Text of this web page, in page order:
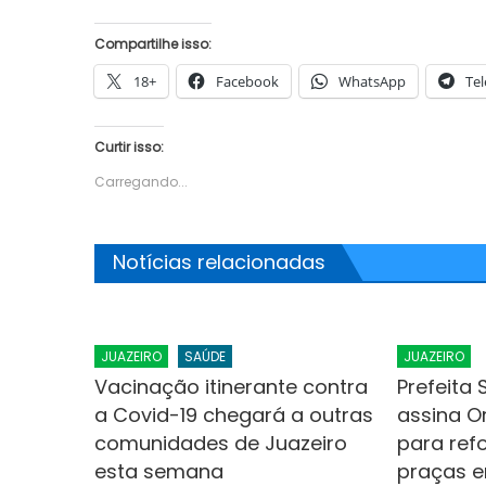
Compartilhe isso:
18+ Facebook WhatsApp
Curtir isso:
Carregando...
Notícias relacionadas
JUAZEIRO SAÚDE
Vacinação itinerante contra
a Covid-19 chegará a outras
comunidades de Juazeiro
esta semana
JUAZEIRO
Prefeita
assina
para
praças